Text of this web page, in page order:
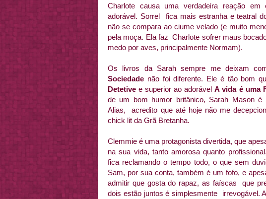
Charlote causa uma verdadeira reação
adorável. Sorrel fica mais estranha e teatral
não se compara ao ciume velado (e muito
pela moça. Ela faz Charlote sofrer maus
medo por aves, principalmente Normam).
Os livros da Sarah sempre me deixam
Sociedade não foi diferente. Ele é tão bom
Detetive e superior ao adorávelA vida é uma
de um bom humor britânico, Sarah Mason é
Alias, acredito que até hoje não me
chick lit da Grã Bretanha.
Clemmie é uma protagonista divertida, que
na sua vida, tanto amorosa quanto
fica reclamando o tempo todo, o que sem
Sam, por sua conta, também é um fofo, e
admitir que gosta do rapaz, as faíscas que
dois estão juntos é simplesmente irrevogável.